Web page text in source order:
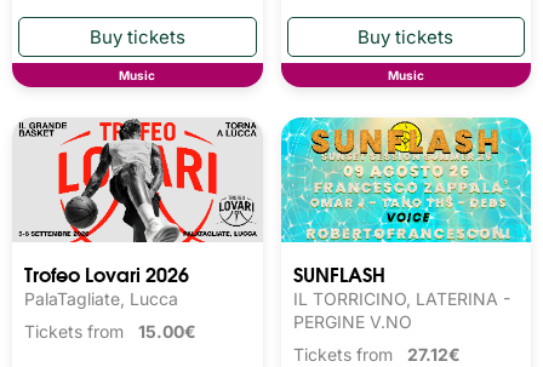
Music Music
Trofeo Lovari 2026
PalaTagliate, Lucca
Tickets from 15.00€
SUNFLASH
IL TORRICINO, LATERINA -
PERGINE V.NO
Tickets from 27.12€